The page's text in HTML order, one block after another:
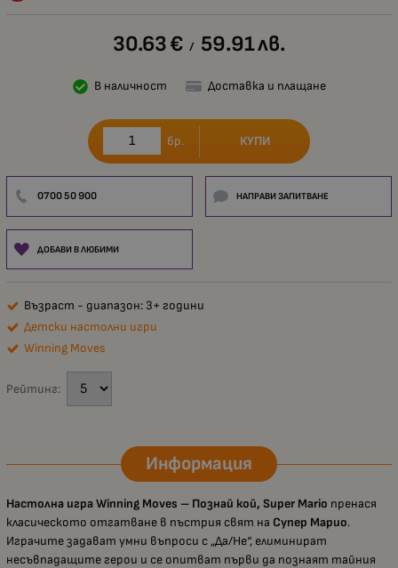
30.63€ / 59.91лв.
В наличност Доставка и плащане
бр. КУПИ
0700 50 900 НАПРАВИ ЗАПИТВАНЕ
ДОБАВИ В ЛЮБИМИ
Възраст - диапазон: 3+ години
Детски настолни игри
Winning Moves
Рейтинг:
Информация
Настолна игра Winning Moves – Познай кой, Super Mario пренася
класическото отгатване в пъстрия свят на Супер Марио.
Играчите задават умни въпроси с „Да/Не“, елиминират
несъвпадащите герои и се опитват първи да познаят тайния